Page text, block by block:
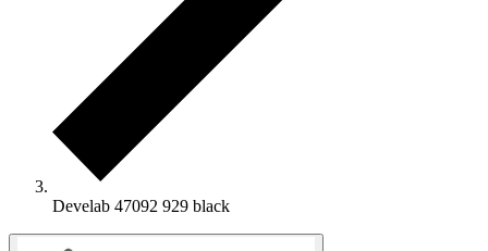
Develab 47092 929 black